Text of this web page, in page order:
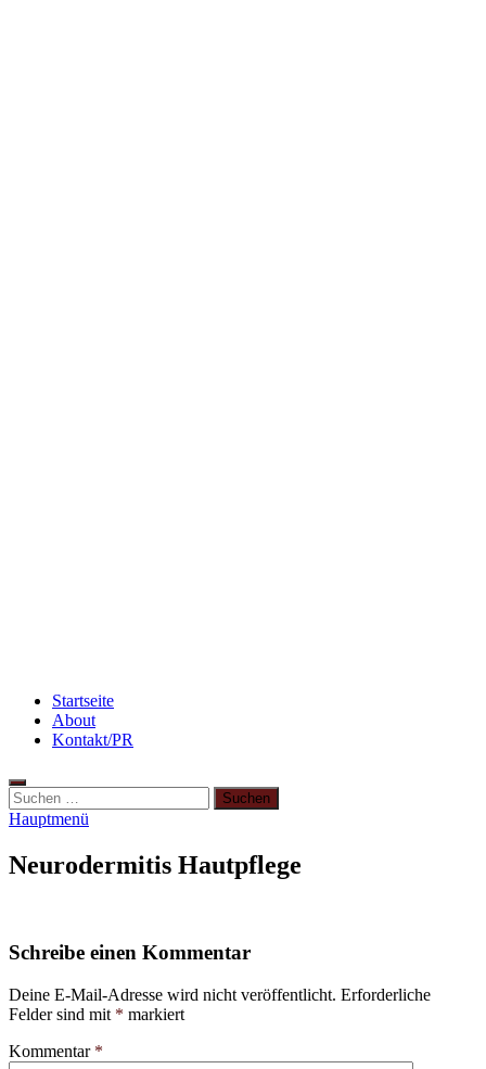
Startseite
About
Kontakt/PR
Hauptmenü
Neurodermitis Hautpflege
Schreibe einen Kommentar
Deine E-Mail-Adresse wird nicht veröffentlicht. Erforderliche
Felder sind mit * markiert
Kommentar *